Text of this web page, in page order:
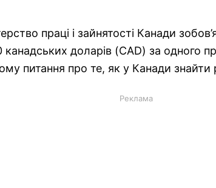
праці і зайнятості Канади
доларів (CAD) за одного
питання про те, як у Канади
Реклама